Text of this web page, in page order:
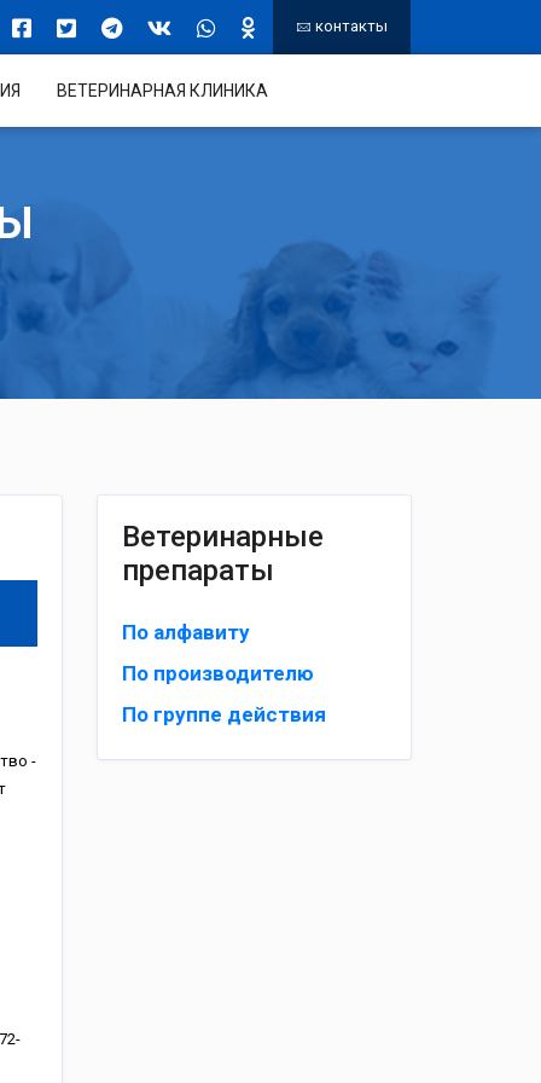
контакты
ВЕТЕРИНАРНАЯ КЛИНИКА
Ветеринарные
препараты
По алфавиту
По производителю
По группе действия
-